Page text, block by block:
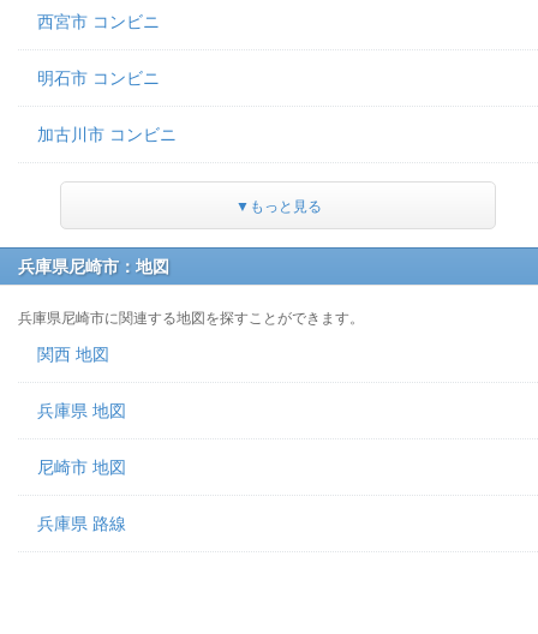
西宮市 コンビニ
明石市 コンビニ
加古川市 コンビニ
▼もっと見る
兵庫県尼崎市：地図
兵庫県尼崎市に関連する地図を探すことができます。
関西 地図
兵庫県 地図
尼崎市 地図
兵庫県 路線